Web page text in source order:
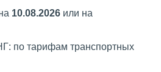
10.08.2026 или на
по тарифам транспортных